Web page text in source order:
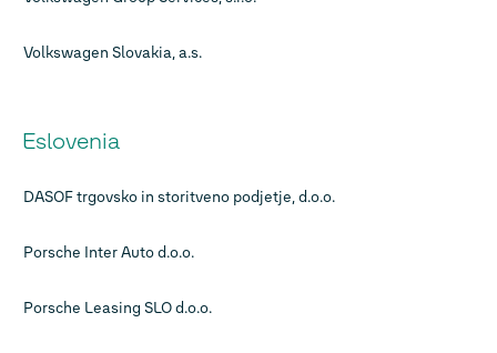
Volkswagen Slovakia, a.s.
Eslovenia
DASOF trgovsko in storitveno podjetje, d.o.o.
Porsche Inter Auto d.o.o.
Porsche Leasing SLO d.o.o.